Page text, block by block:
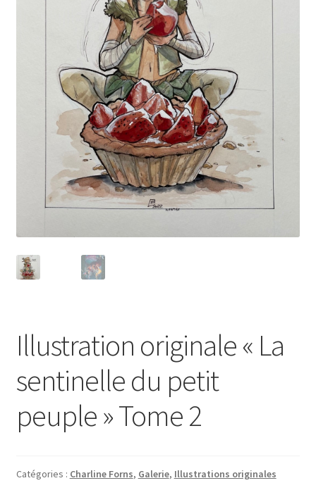
Illustration originale « La
sentinelle du petit
peuple » Tome 2
Catégories : Charline Forns, Galerie, Illustrations originales